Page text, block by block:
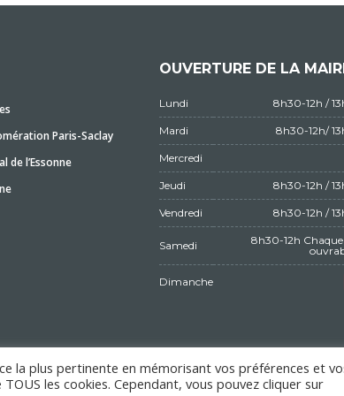
Paris-Saclay
de l’Essonne
OUVERTURE DE LA
Lundi 8h30-12h /
Mardi 8h30-12h/
Mercredi
Jeudi 8h30-12h /
Vendredi 8h30-12h /
Samedi
8h30-12h Chaque
Dimanche
MENTIONS LÉGALES
la plus pertinente en mémorisant vos préférences et
les cookies. Cependant, vous pouvez cliquer sur